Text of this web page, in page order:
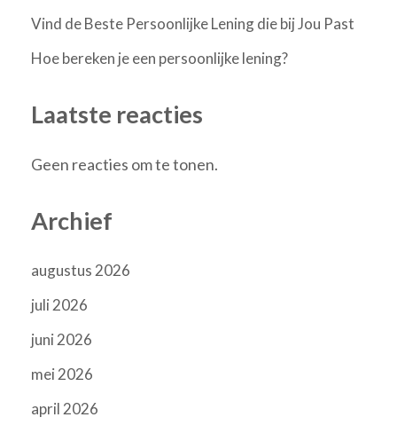
Vind de Beste Persoonlijke Lening die bij Jou Past
Hoe bereken je een persoonlijke lening?
Laatste reacties
Geen reacties om te tonen.
Archief
augustus 2026
juli 2026
juni 2026
mei 2026
april 2026